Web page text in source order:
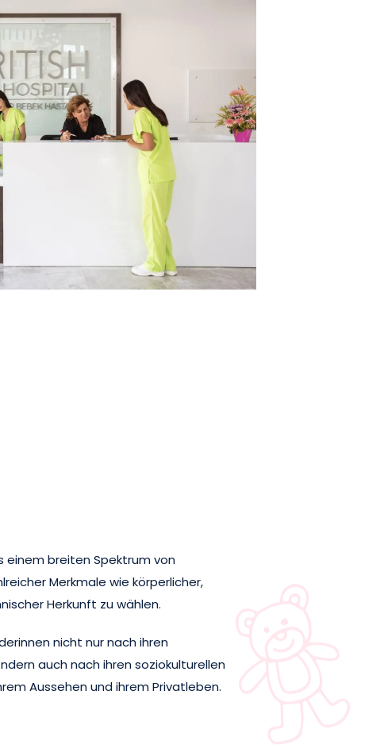
einem breiten Spektrum von
Merkmale wie körperlicher,
Herkunft zu wählen.
nicht nur nach ihren
auch nach ihren soziokulturellen
Aussehen und ihrem Privatleben.